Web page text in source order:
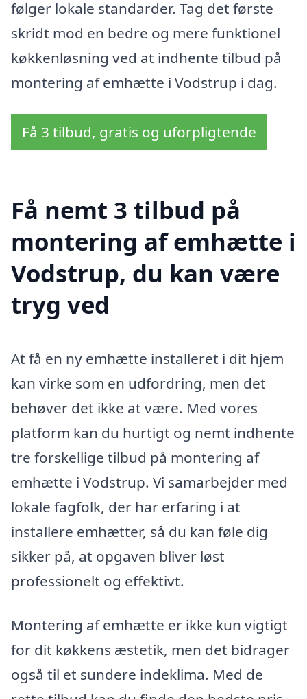
følger lokale standarder. Tag det første
skridt mod en bedre og mere funktionel
køkkenløsning ved at indhente tilbud på
montering af emhætte i Vodstrup i dag.
Få 3 tilbud, gratis og uforpligtende
Få nemt 3 tilbud på
montering af emhætte i
Vodstrup, du kan være
tryg ved
At få en ny emhætte installeret i dit hjem
kan virke som en udfordring, men det
behøver det ikke at være. Med vores
platform kan du hurtigt og nemt indhente
tre forskellige tilbud på montering af
emhætte i Vodstrup. Vi samarbejder med
lokale fagfolk, der har erfaring i at
installere emhætter, så du kan føle dig
sikker på, at opgaven bliver løst
professionelt og effektivt.
Montering af emhætte er ikke kun vigtigt
for dit køkkens æstetik, men det bidrager
også til et sundere indeklima. Med de